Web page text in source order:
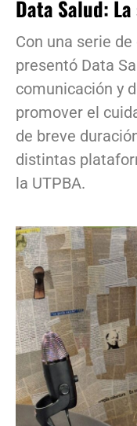
Data Salud:
Con una serie
presentó Data
comunicación y
promover el
de breve
distintas
la UTPBA.